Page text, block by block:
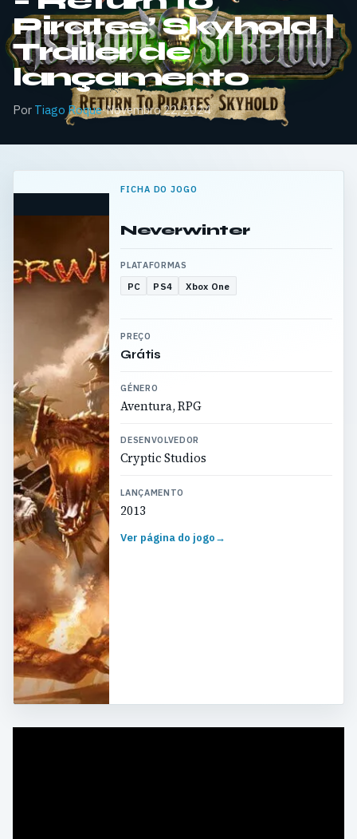
Pirates’ Skyhold |
Trailer de
lançamento
Por Tiago Roque·Novembro 22, 2024
FICHA DO JOGO
Neverwinter
PLATAFORMAS
PC PS4 Xbox One
PREÇO
Grátis
GÉNERO
Aventura, RPG
DESENVOLVEDOR
Cryptic Studios
LANÇAMENTO
2013
Ver página do jogo→